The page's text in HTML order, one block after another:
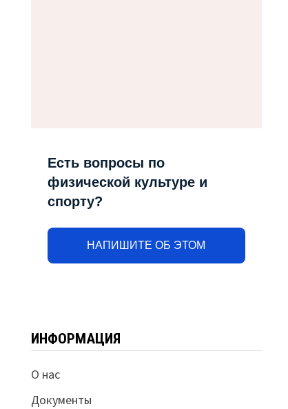
Есть вопросы по
физической культуре и
спорту?
НАПИШИТЕ ОБ ЭТОМ
ИНФОРМАЦИЯ
О нас
Документы